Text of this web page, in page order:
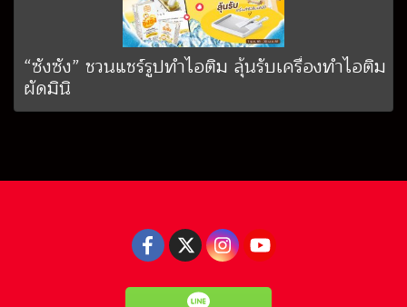
“ซังซัง” ชวนแชร์รูปทำไอติม ลุ้นรับเครื่องทำไอติม
ผัดมินิ